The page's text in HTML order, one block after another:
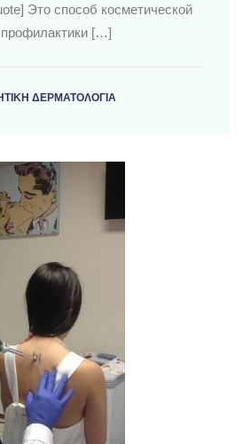
Это способ косметической
[…]
ΔΕΡΜΑΤΟΛΟΓΙΑ